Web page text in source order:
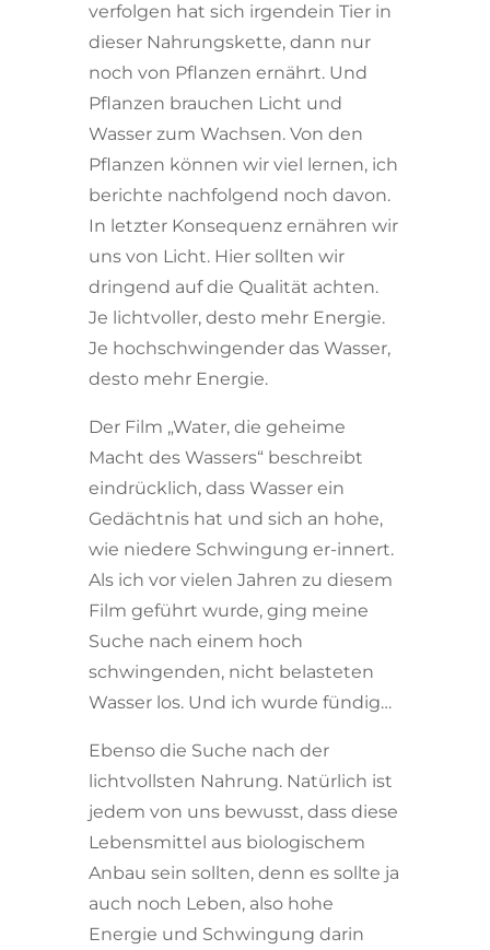
verfolgen hat sich irgendein Tier in
dieser Nahrungskette, dann nur
noch von Pflanzen ernährt. Und
Pflanzen brauchen Licht und
Wasser zum Wachsen. Von den
Pflanzen können wir viel lernen, ich
berichte nachfolgend noch davon.
In letzter Konsequenz ernähren wir
uns von Licht. Hier sollten wir
dringend auf die Qualität achten.
Je lichtvoller, desto mehr Energie.
Je hochschwingender das Wasser,
desto mehr Energie.
Der Film „Water, die geheime
Macht des Wassers“ beschreibt
eindrücklich, dass Wasser ein
Gedächtnis hat und sich an hohe,
wie niedere Schwingung er-innert.
Als ich vor vielen Jahren zu diesem
Film geführt wurde, ging meine
Suche nach einem hoch
schwingenden, nicht belasteten
Wasser los. Und ich wurde fündig…
Ebenso die Suche nach der
lichtvollsten Nahrung. Natürlich ist
jedem von uns bewusst, dass diese
Lebensmittel aus biologischem
Anbau sein sollten, denn es sollte ja
auch noch Leben, also hohe
Energie und Schwingung darin